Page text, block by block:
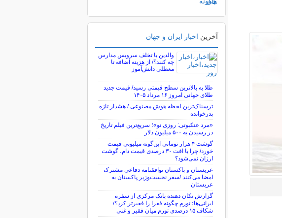
آخرین اخبار ایران و جهان
والدین با تخلف سرویس مدارس
چه کنند؟/ از هزینه اضافه تا
معطلی دانش‌آموز
طلا به بالاترین سطح قیمتی رسید/ قیمت جدید
طلای جهانی امروز ۱۶ مرداد ۱۴۰۵
ترسناک‌ترین لحظه هوش مصنوعی / هشدار تازه
پدرخوانده
«مرد عنکبوتی: روزی نو»؛ سریع‌ترین فیلم تاریخ
در رسیدن به ۵۰۰ میلیون دلار
گوشت ۴ هزار تومانی این‌گونه میلیونی قیمت
خورد/ چرا با افت ۳۰ درصدی قیمت دام، گوشت
ارزان نمی‌شود؟
عربستان و پاکستان توافقنامه دفاعی مشترک
امضا می‌کنند /سفر نخست‌وزیر پاکستان به
عربستان
گزارش تکان‌ دهنده بانک مرکزی از سفره
ایرانی‌ها؛ تورم چگونه فقرا را فقیرتر کرد؟/
شکاف ۱۵ درصدی تورم میان فقیر و غنی